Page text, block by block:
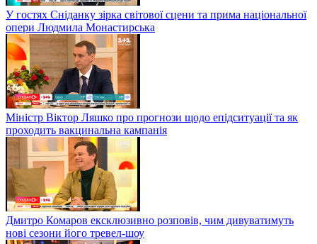
У гостях Сніданку зірка світової сцени та прима національної
опери Людмила Монастирська
Міністр Віктор Ляшко про прогнози щодо епідситуації та як
проходить вакцинальна кампанія
Дмитро Комаров ексклюзивно розповів, чим дивуватимуть
нові сезони його тревел-шоу